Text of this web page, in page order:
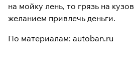
на мойку лень, то грязь на
желанием привлечь деньги.
По материалам: autoban.ru